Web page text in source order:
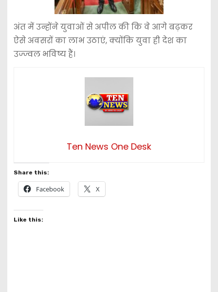
अंत में उन्होंने युवाओं से अपील की कि वे आगे बढ़कर
ऐसे अवसरों का लाभ उठाएं, क्योंकि युवा ही देश का
उज्ज्वल भविष्य हैं।
Ten News One Desk
Share this:
Facebook X
Like this: